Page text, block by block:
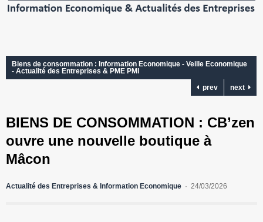
Biens de consommation : Information Economique - Veille Economique
- Actualité des Entreprises & PME PMI
prev
next
BIENS DE CONSOMMATION : CB’zen
ouvre une nouvelle boutique à
Mâcon
Actualité des Entreprises & Information Economique 24/03/2026